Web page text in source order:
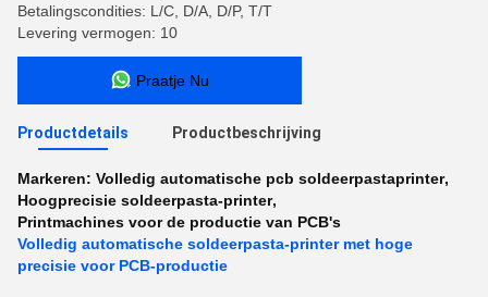
Betalingscondities: L/C, D/A, D/P, T/T
Levering vermogen: 10
Praatje Nu
Productdetails Productbeschrijving
Markeren: Volledig automatische pcb soldeerpastaprinter,
Hoogprecisie soldeerpasta-printer,
Printmachines voor de productie van PCB's
Volledig automatische soldeerpasta-printer met hoge
precisie voor PCB-productie